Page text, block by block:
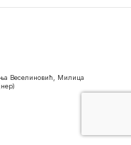
Веселиновић, Милица